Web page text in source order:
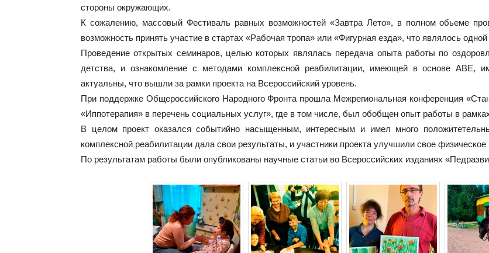
стороны окружающих.
К сожалению, массовый Фестиваль равных возможностей «Завтра Лето», в полном обьеме
возможность принять участие в стартах «Рабочая тропа» или «Фигурная езда», что являлось
Проведение открытых семинаров, целью которых являлась передача опыта работы по
детства, и ознакомление с методами комплексной реабилитации, имеющей в основе АВЕ,
актуальны, что вышли за рамки проекта на Всероссийский уровень.
При поддержке Общероссийского Народного Фронта прошла Межрегиональная конференция
«Иппотерапия» в перечень социальных услуг», где в том числе, был обобщен опыт работы в
В целом проект оказался событийно насыщенным, интересным и имел много
комплексной реабилитации дала свои результаты, и участники проекта улучшили свое
По результатам работы были опубликованы научные статьи во Всероссийских изданиях